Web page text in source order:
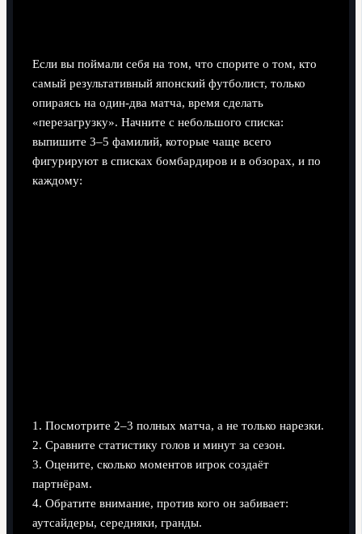
Если вы поймали себя на том, что спорите о том, кто
самый результативный японский футболист, только
опираясь на один-два матча, время сделать
«перезагрузку». Начните с небольшого списка:
выпишите 3–5 фамилий, которые чаще всего
фигурируют в списках бомбардиров и в обзорах, и по
каждому:
1. Посмотрите 2–3 полных матча, а не только нарезки.
2. Сравните статистику голов и минут за сезон.
3. Оцените, сколько моментов игрок создаёт
партнёрам.
4. Обратите внимание, против кого он забивает:
аутсайдеры, середняки, гранды.